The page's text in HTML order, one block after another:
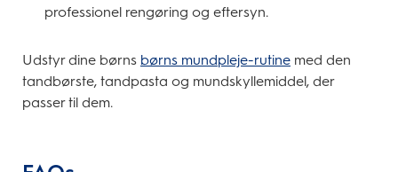
professionel rengøring og eftersyn.
Udstyr dine børns børns mundpleje-rutine med den
tandbørste, tandpasta og mundskyllemiddel, der
passer til dem.